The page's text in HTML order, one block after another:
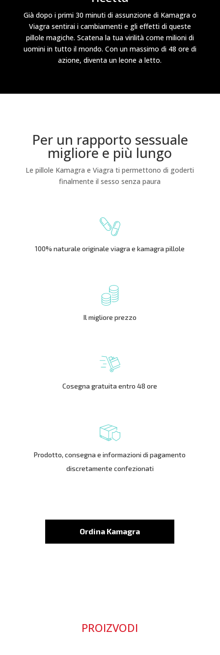
Già dopo i primi 30 minuti di assunzione di Kamagra o
Viagra sentirai i cambiamenti e gli effetti di queste
pillole magiche. Scatena la tua virilità come milioni di
uomini in tutto il mondo. Con un massimo di 48 ore di
azione, diventa un leone a letto.
Per un rapporto sessuale
migliore e più lungo
Le pillole Kamagra e Viagra ti permettono di goderti
finalmente il sesso senza paura
100% naturale originale viagra e kamagra pillole
Il migliore prezzo
Cosegna gratuita entro 48 ore
Prodotto, consegna e informazioni di pagamento
discretamente confezionati
Ordina Kamagra
PROIZVODI